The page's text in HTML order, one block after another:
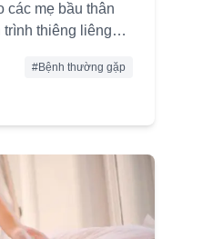
các mẹ bầu thân
trình thiêng liêng
#Bệnh thường gặp